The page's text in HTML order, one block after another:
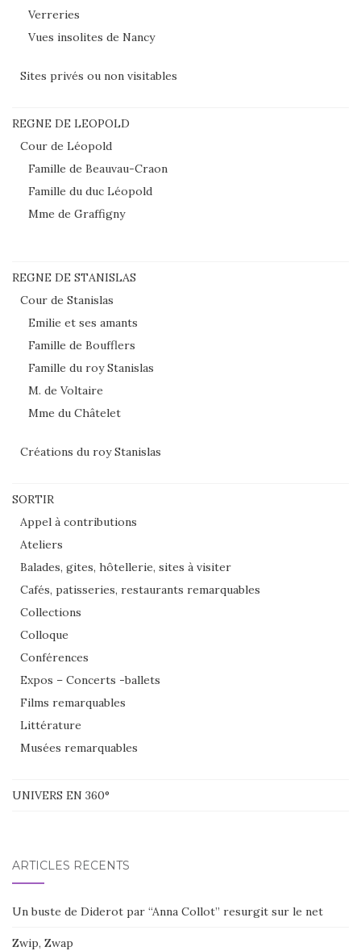
Verreries
Vues insolites de Nancy
Sites privés ou non visitables
REGNE DE LEOPOLD
Cour de Léopold
Famille de Beauvau-Craon
Famille du duc Léopold
Mme de Graffigny
REGNE DE STANISLAS
Cour de Stanislas
Emilie et ses amants
Famille de Boufflers
Famille du roy Stanislas
M. de Voltaire
Mme du Châtelet
Créations du roy Stanislas
SORTIR
Appel à contributions
Ateliers
Balades, gites, hôtellerie, sites à visiter
Cafés, patisseries, restaurants remarquables
Collections
Colloque
Conférences
Expos – Concerts -ballets
Films remarquables
Littérature
Musées remarquables
UNIVERS EN 360°
ARTICLES RÉCENTS
Un buste de Diderot par “Anna Collot” resurgit sur le net
Zwip, Zwap